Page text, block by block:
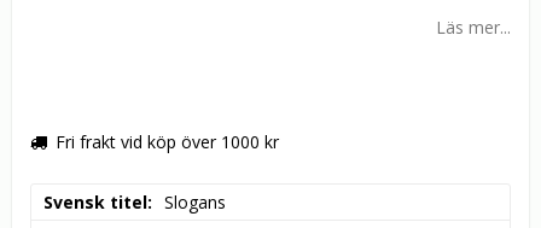
Läs mer...
Fri frakt vid köp över 1000 kr
Svensk titel
Slogans